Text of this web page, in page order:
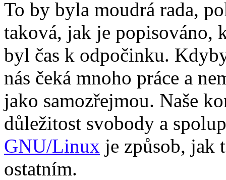
To by byla moudrá rada,
taková, jak je popisováno,
byl čas k odpočinku.
nás čeká mnoho práce a
jako samozřejmou. Naše
důležitost svobody a
GNU/Linux je způsob, jak
ostatním.